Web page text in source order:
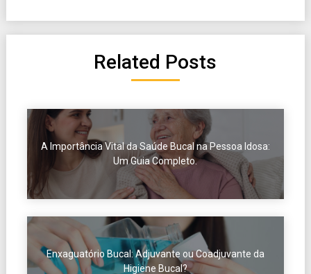
Related Posts
A Importância Vital da Saúde Bucal na Pessoa Idosa:
Um Guia Completo.
Enxaguatório Bucal: Adjuvante ou Coadjuvante da
Higiene Bucal?